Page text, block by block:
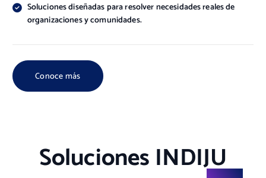
Soluciones diseñadas para resolver necesidades reales de
organizaciones y comunidades.
Conoce más
Soluciones INDIJU